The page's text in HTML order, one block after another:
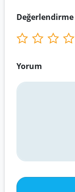
Değerlendirme
Yorum